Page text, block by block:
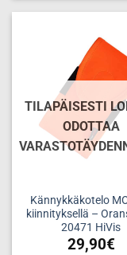
TILAPÄISESTI
ODOTTAA
Kännykkäkotelo
kiinnityksellä –
20471 HiVis
29,90€